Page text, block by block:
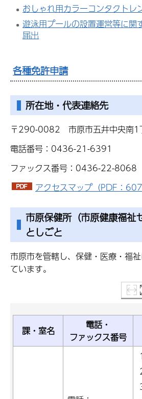
おしゃれ用カラーコンタクトレ
遊泳用プールの設置運営等に関
届出
各種免許申請
所在地・代表連絡先
〒290-0082 市原市五井中央南1
電話番号：0436-21-6391
ファックス番号：0436-22-8068
アクセスマップ（PDF：
市原保健所（市原健康福祉
としごと
市原市を管轄し、保健・医療・福
ています。
課・室名
電話・
ファックス番号